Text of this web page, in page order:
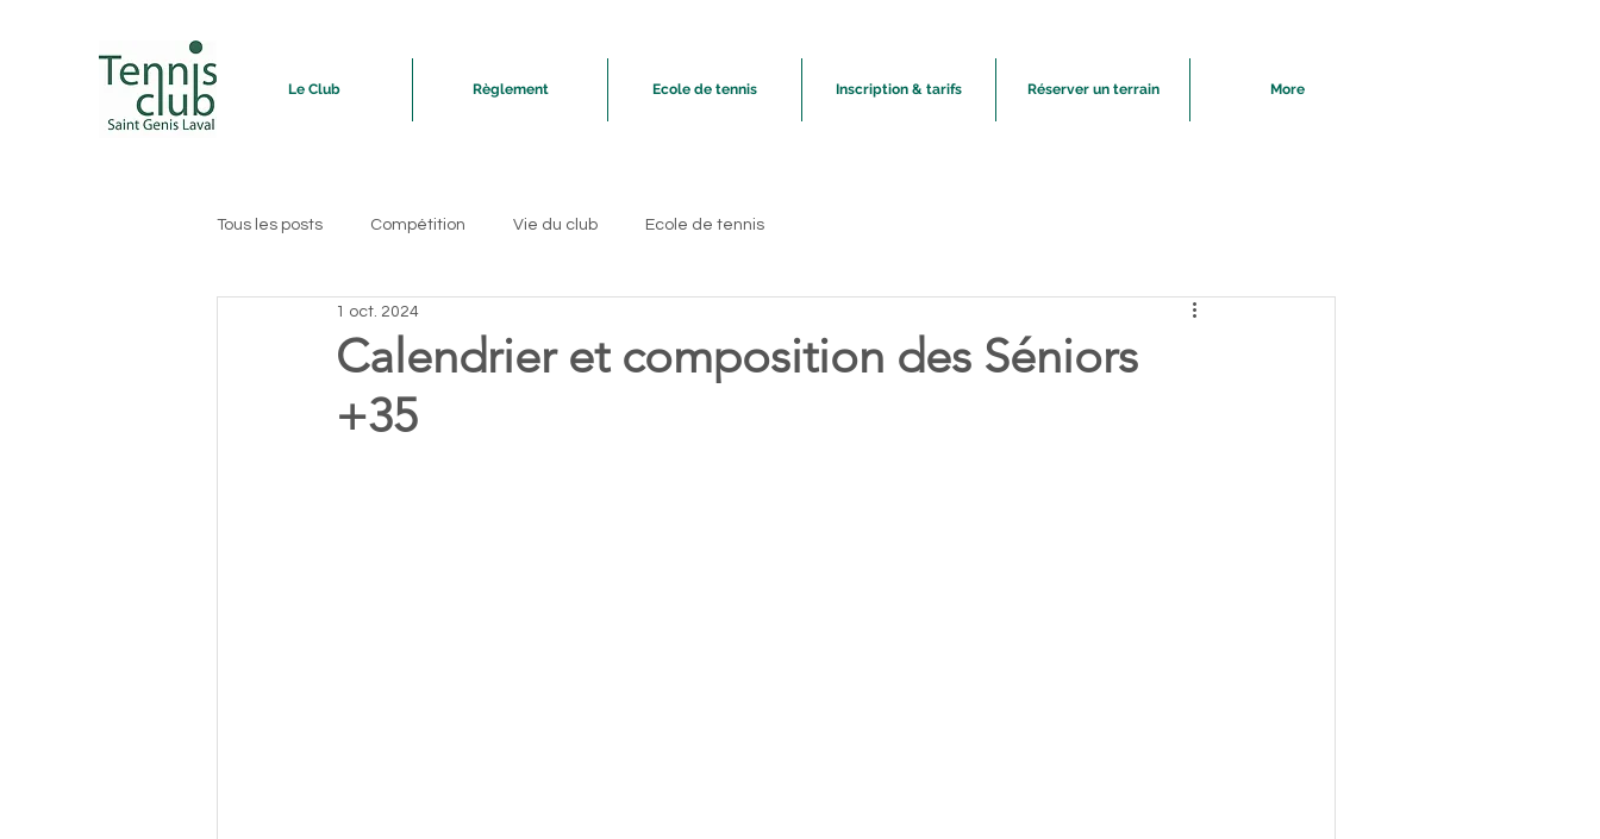
Le Club Règlement Ecole de tennis Inscription & tarifs Réserver un terrain More
Tous les posts Compétition Vie du club Ecole de tennis
Calendrier et composition des Séniors
+35
1 oct. 2024